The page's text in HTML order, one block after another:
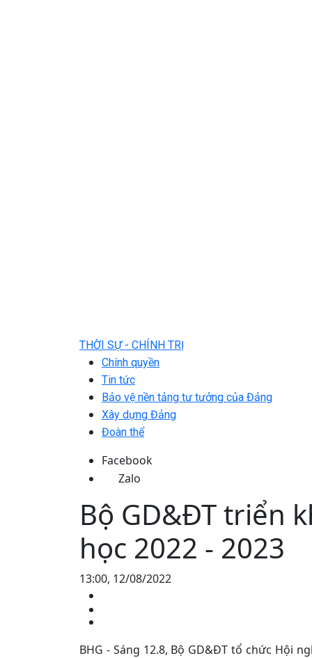
THỜI SỰ - CHÍNH TRỊ
Chính quyền
Tin tức
Bảo vệ nền tảng tư tưởng của Đảng
Xây dựng Đảng
Đoàn thể
Facebook
Zalo
Bộ GD&ĐT triển
học 2022 - 2023
13:00, 12/08/2022
BHG - Sáng 12.8, Bộ GD&ĐT tổ chức Hội